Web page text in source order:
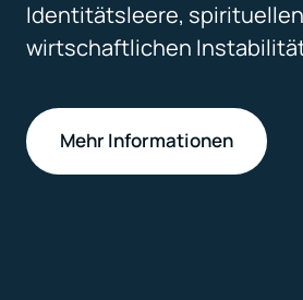
Identitätsleere,
wirtschaftlichen
Mehr Informationen